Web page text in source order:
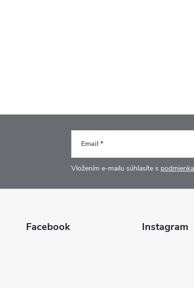
Email
Vložením e-mailu súhlasíte s
Facebook Instagram